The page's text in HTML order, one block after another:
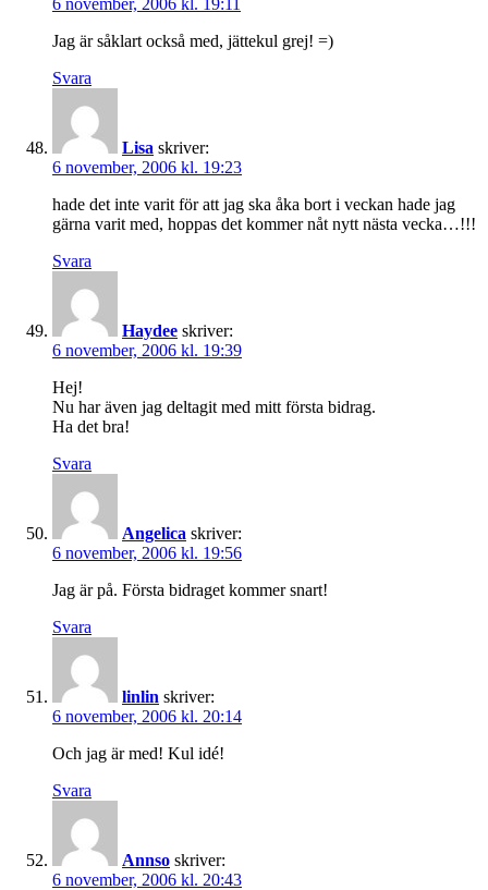
Jag är såklart också med, jättekul grej! =)
Svara
Lisa skriver:
6 november, 2006 kl. 19:23
hade det inte varit för att jag ska åka bort i veckan hade jag
gärna varit med, hoppas det kommer nåt nytt nästa vecka…!!!
Svara
Haydee skriver:
6 november, 2006 kl. 19:39
Hej!
Nu har även jag deltagit med mitt första bidrag.
Ha det bra!
Svara
Angelica skriver:
6 november, 2006 kl. 19:56
Jag är på. Första bidraget kommer snart!
Svara
linlin skriver:
6 november, 2006 kl. 20:14
Och jag är med! Kul idé!
Svara
Annso skriver:
6 november, 2006 kl. 20:43